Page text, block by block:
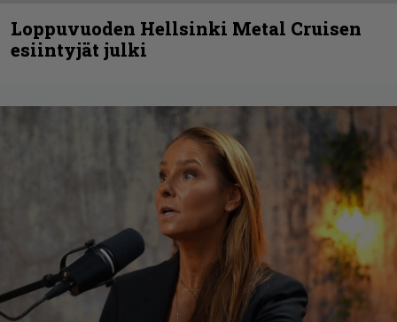
Loppuvuoden Hellsinki Metal Cruisen
esiintyjät julki